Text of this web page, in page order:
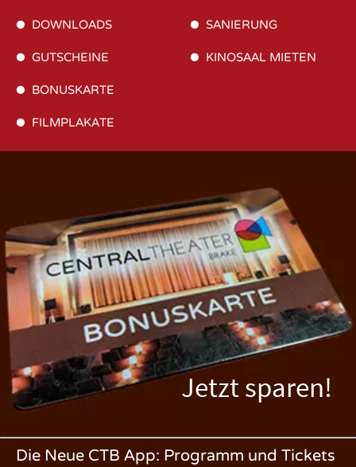
DOWNLOADS
GUTSCHEINE
BONUSKARTE
FILMPLAKATE
SANIERUNG
KINOSAAL MIETEN
Jetzt sparen!
Die Neue CTB App: Programm und Tickets